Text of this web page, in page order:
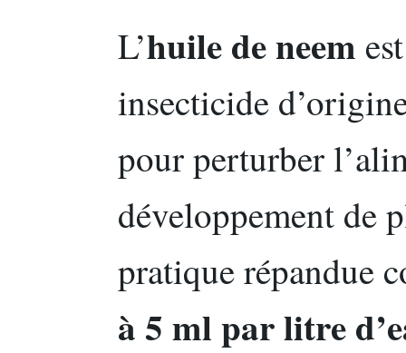
L’huile de neem
insecticide
pour perturber
développement de
pratique répandue
à 5 ml par litre